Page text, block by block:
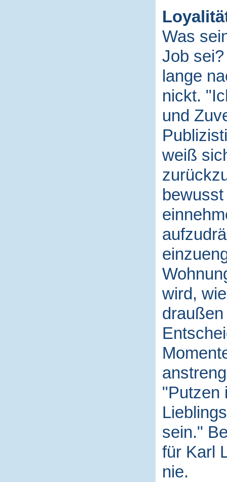
Was
Job
lange
nickt.
und
weiß
wird,
"Putzen
sein."
für Karl
nie.